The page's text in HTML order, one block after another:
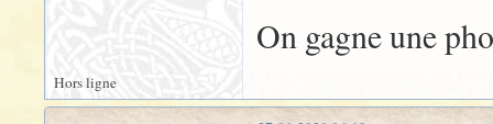
On gagne une
Hors ligne